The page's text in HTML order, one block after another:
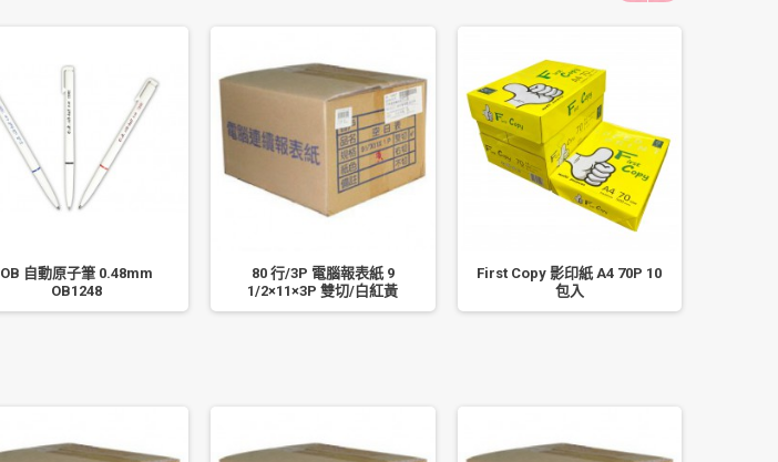
OB 自動原子筆 0.48mm
OB1248
80 行/3P 電腦報表紙 9
1/2×11×3P 雙切/白紅黃
First Copy 影印紙 A4 70P 10
包入